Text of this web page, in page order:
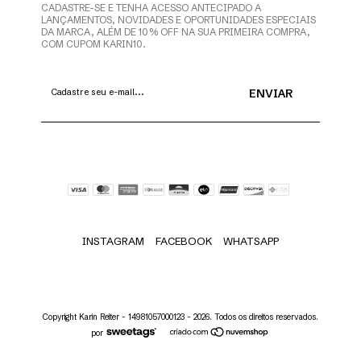
CADASTRE-SE E TENHA ACESSO ANTECIPADO A
LANÇAMENTOS, NOVIDADES E OPORTUNIDADES ESPECIAIS
DA MARCA, ALÉM DE 10% OFF NA SUA PRIMEIRA COMPRA,
COM CUPOM KARIN10.
INSTAGRAM FACEBOOK WHATSAPP
Copyright Karin Reiter - 14981057000123 - 2026. Todos os direitos reservados.
por